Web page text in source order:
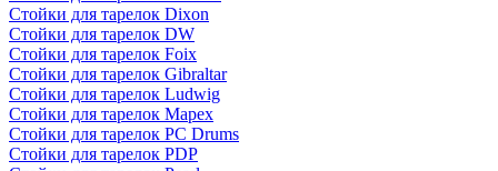
Стойки для тарелок Dixon
Стойки для тарелок DW
Стойки для тарелок Foix
Стойки для тарелок Gibraltar
Стойки для тарелок Ludwig
Стойки для тарелок Mapex
Стойки для тарелок PC Drums
Стойки для тарелок PDP